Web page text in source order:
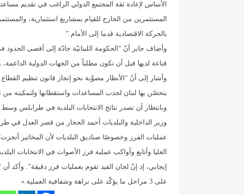
الأساس لإعادة ثقة المجتمع الدولي الراغب في تقديم
المستثمرين من الخارج للقيام بمشاريع استثمارية،
بالحركة الاقتصادية قدما إلى الأمام”.
وأضاف جابر أنّ “الحكومة اللبنانيّة جادّة إلى أقصى الحدود
قناعة لديها قبل أن تكون مطلباً من الجهات الدولية
وأشار إلى أنّ “الأنظار مصوَّبة نحو إنجاز قانون تنظيم
يتحصّن بها لبنان لجذب المساعدات واستقطابها ولتمكينه
وبانتظار أن تصدر نتائج الانتخابات البلدية في طرابلس
وزير الداخلية والبلديات أحمد الحجار من قصر العدل في
عمليات الفرز وخصوصًا صناديق البلديات لأن المخاتير
العليا وأتابع وأواكب عملية فرز الأصوات في الانتخابات
إيجابي، إذ إنّ لجان القيد تقوم بعمليات فرز دقيقة”. وأكد
على 3 مراحل ما يؤكّد على نزاهة وشفافية العملية
».